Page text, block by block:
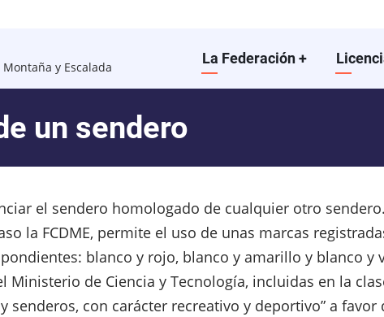
y Escalada
Main
La Federación+
un sendero
el sendero homologado de cualquier otro
la FCDME, permite el uso de unas marcas
blanco y rojo, blanco y amarillo y blanco y
Ministerio de Ciencia y Tecnología, incluidas en la
senderos, con carácter recreativo y deportivo” a favor